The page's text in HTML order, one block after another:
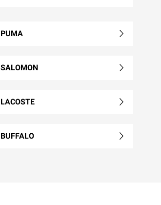
PUMA
SALOMON
LACOSTE
BUFFALO